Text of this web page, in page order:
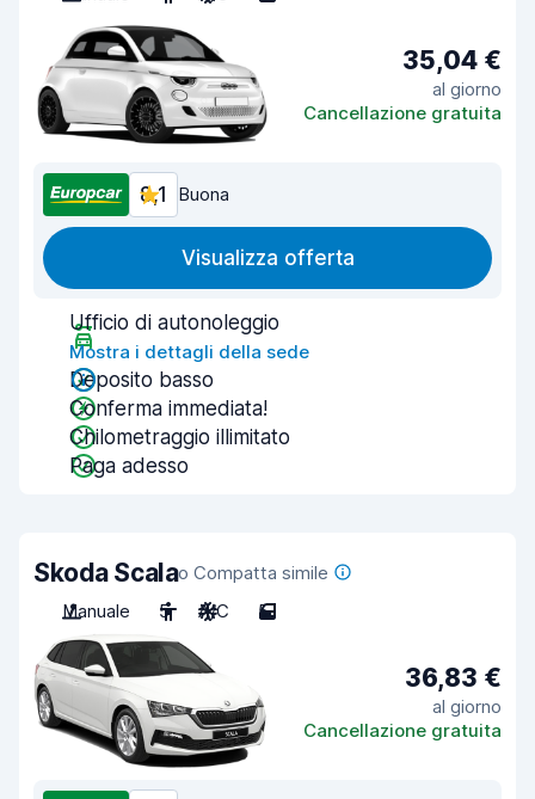
35,04 €
al giorno
Cancellazione gratuita
8,1 Buona
Visualizza offerta
Ufficio di autonoleggio
Mostra i dettagli della sede
Deposito basso
Conferma immediata!
Chilometraggio illimitato
Paga adesso
Skoda Scalao Compatta simile
Manuale
5 A/C 5
36,83 €
al giorno
Cancellazione gratuita